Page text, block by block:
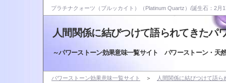
プラチナクォーツ（ブルッカイト）（Platinum Quartz）/誕生石：2月
人間関係に結びつけて語られてきたパ
～パワーストーン効果意味一覧サイト パワーストーン・天
パワーストーン効果意味一覧サイト ＞ 人間関係に結びつけて語